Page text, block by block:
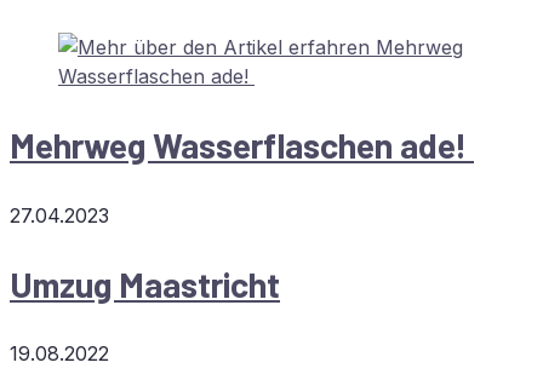
Mehr­weg Was­ser­fla­schen ade!
27.04.2023
Um­zug Maastricht
19.08.2022